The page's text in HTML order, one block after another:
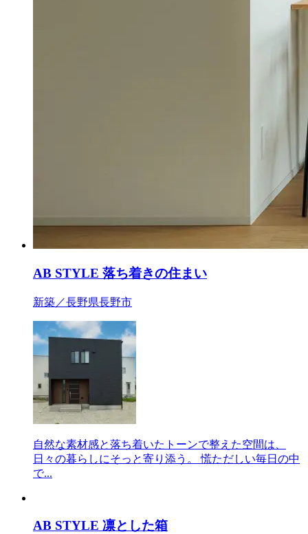
AB STYLE 落ち着きの住まい
新築／長野県長野市
自然な素材感と落ち着いたトーンで整えた空間は、
日々の暮らしにそっと寄り添う。 慌ただしい毎日の中
で...
AB STYLE 凛とした箱